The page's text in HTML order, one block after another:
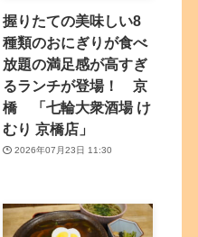
握りたての美味しい8
種類のおにぎりが食べ
放題の満足感が高すぎ
るランチが登場！ 京
橋 「七輪大衆酒場 け
むり 京橋店」
2026年07月23日 11:30